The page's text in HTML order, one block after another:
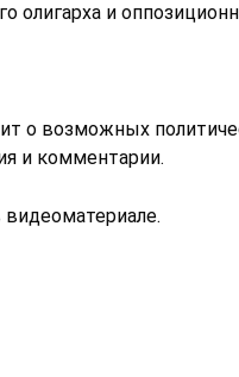
олигарха и
о возможных
и комментарии.